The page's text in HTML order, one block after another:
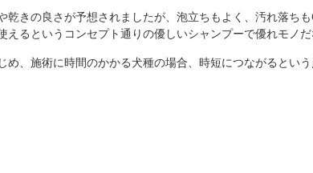
乾きの良さが予想されましたが、泡立ちもよく、汚れ落ち
るというコンセプト通りの優しいシャンプーで優れモノだ
、施術に時間のかかる犬種の場合、時短につながるとい